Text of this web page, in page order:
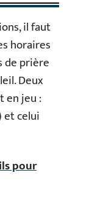
il faut
horaires
de prière
Deux
en jeu :
et celui
pour